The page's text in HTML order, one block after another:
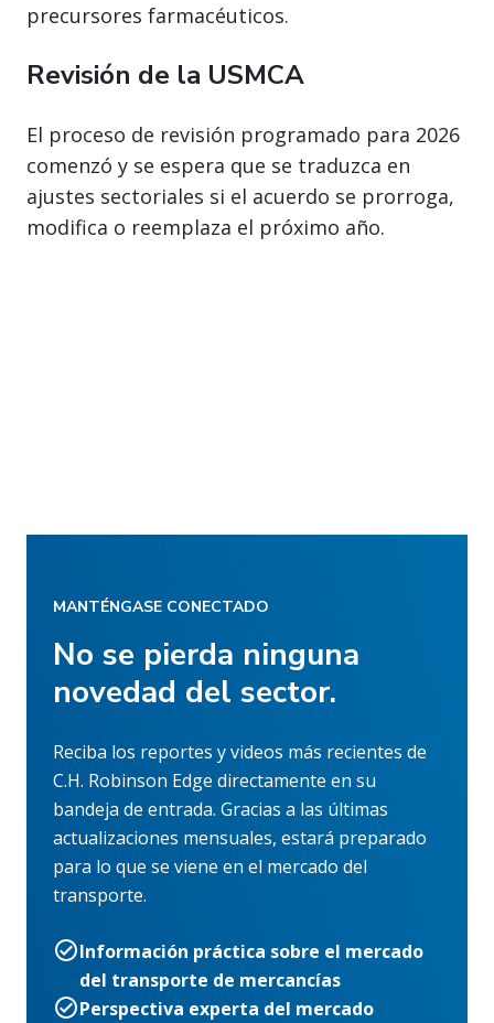
precursores farmacéuticos.
Revisión de la USMCA
El proceso de revisión programado para 2026
comenzó y se espera que se traduzca en
ajustes sectoriales si el acuerdo se prorroga,
modifica o reemplaza el próximo año.
MANTÉNGASE CONECTADO
No se pierda ninguna
novedad del sector.
Reciba los reportes y videos más recientes de
C.H. Robinson Edge directamente en su
bandeja de entrada. Gracias a las últimas
actualizaciones mensuales, estará preparado
para lo que se viene en el mercado del
transporte.
Información práctica sobre el mercado
del transporte de mercancías
Perspectiva experta del mercado